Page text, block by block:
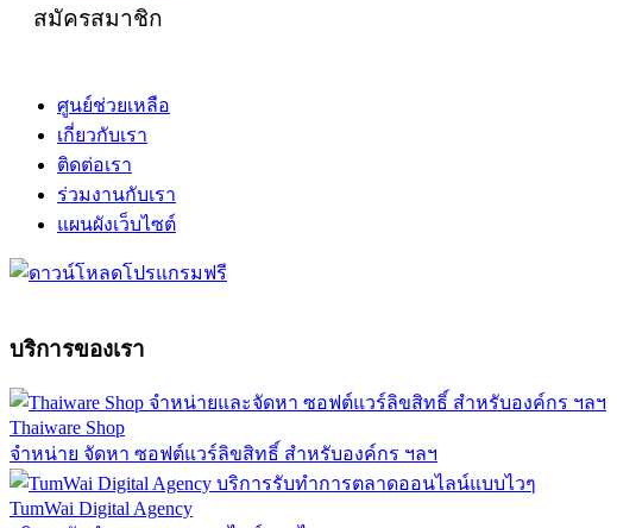
สมัครสมาชิก
ศูนย์ช่วยเหลือ
เกี่ยวกับเรา
ติดต่อเรา
ร่วมงานกับเรา
แผนผังเว็บไซต์
บริการของเรา
Thaiware Shop
จำหน่าย จัดหา ซอฟต์แวร์ลิขสิทธิ์ สำหรับองค์กร ฯลฯ
TumWai Digital Agency